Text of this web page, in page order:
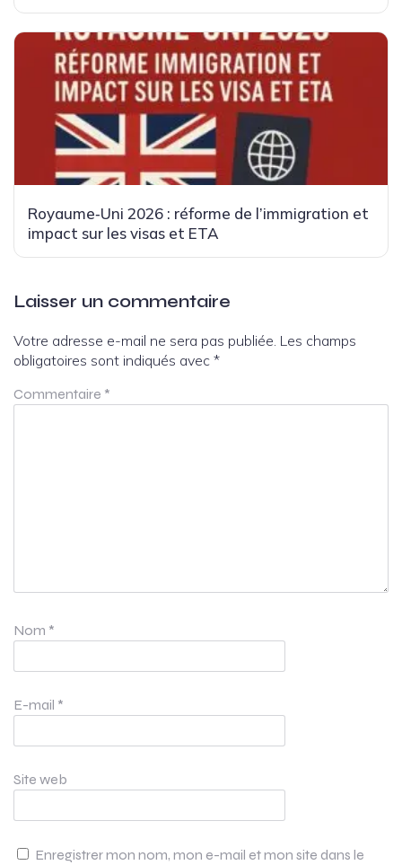
Royaume‑Uni 2026 : réforme de l’immigration et
impact sur les visas et ETA
Laisser un commentaire
Votre adresse e-mail ne sera pas publiée. Les champs
obligatoires sont indiqués avec *
Commentaire *
Nom *
E-mail *
Site web
Enregistrer mon nom, mon e-mail et mon site dans le